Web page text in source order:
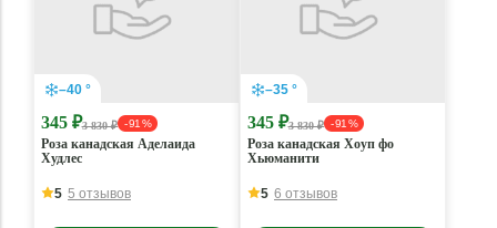
–40 °
345 ₽3 830 ₽ - 91 %
Роза канадская Аделаида
Худлес
5 5 отзывов
–35 °
345 ₽3 830 ₽ - 91 %
Роза канадская Хоуп фо
Хьюманити
5 6 отзывов